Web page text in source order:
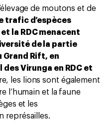
de moutons et de
trafic d’espèces
la RDC menacent
de la partie
Grand Rift, en
Virunga en RDC et
les lions sont également
l’humain et la faune
et les
représailles.